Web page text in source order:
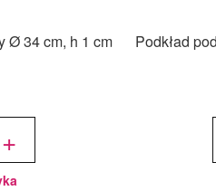
Ø 34 cm, h 1 cm
+
Podkład